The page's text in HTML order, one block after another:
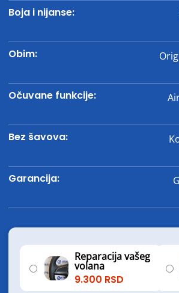
Boja i nijanse:
Obim:
Očuvane funkcije:
Bez šavova:
Garancija:
Reparacija vašeg
volana
9.300 RSD